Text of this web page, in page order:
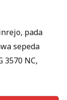
pada
sepeda
3570 NC,